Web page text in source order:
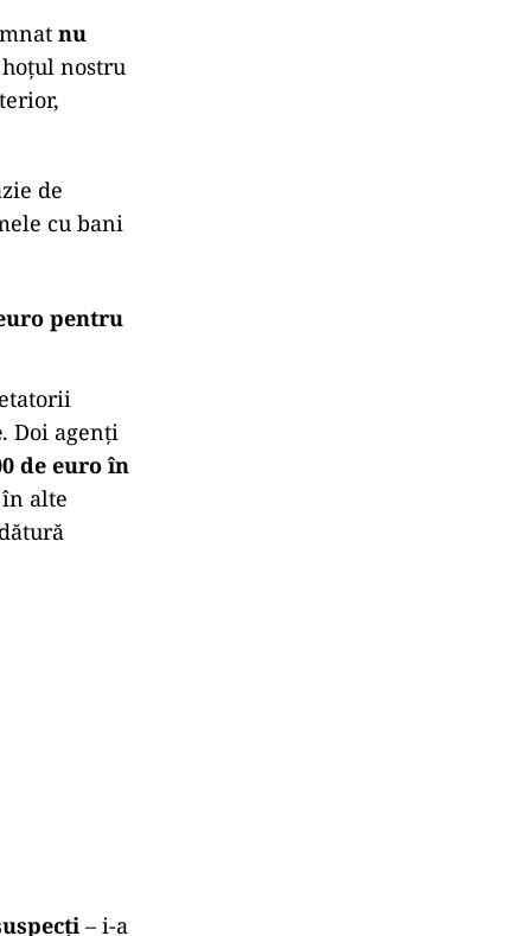
nu
nostru
de
cu bani
pentru
. Doi agenți
de euro în
în alte
– i-a